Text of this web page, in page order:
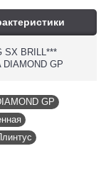
SX BRILL***
DIAMOND GP
GP